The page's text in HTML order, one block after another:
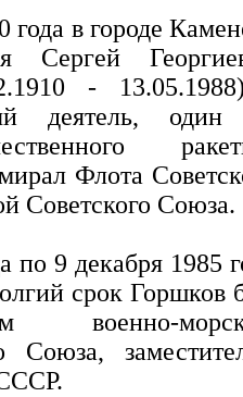
года в городе
Сергей
-
деятель, один
Флота
Советского Союза.
по 9 декабря 1985
срок Горшков
военно-
Союза,